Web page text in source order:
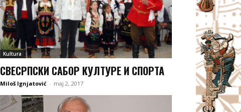
Kultura
СВЕСРПСКИ САБОР КУЛТУРЕ И СПОРТА
Miloš Ignjatović - maj 2, 2017